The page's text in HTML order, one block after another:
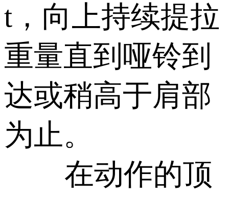
t，向上持续提拉
重量直到哑铃到
达或稍高于肩部
为止。
在动作的顶